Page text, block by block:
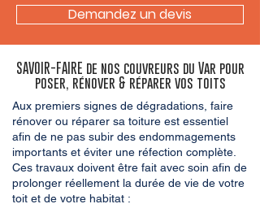
Demandez un devis
SAVOIR-FAIRE de nos couvreurs du Var pour
poser, rénover & réparer vos toits
Aux premiers signes de dégradations, faire
rénover ou réparer sa toiture est essentiel
afin de ne pas subir des endommagements
importants et éviter une réfection complète.
Ces travaux doivent être fait avec soin afin de
prolonger réellement la durée de vie de votre
toit et de votre habitat :